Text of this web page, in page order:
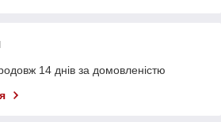
14 днів за домовленістю